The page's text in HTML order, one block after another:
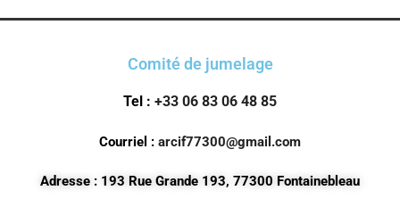
Comité de jumelage
Tel : +33 06 83 06 48 85
Courriel : arcif77300@gmail.com
Adresse : 193 Rue Grande 193, 77300 Fontainebleau